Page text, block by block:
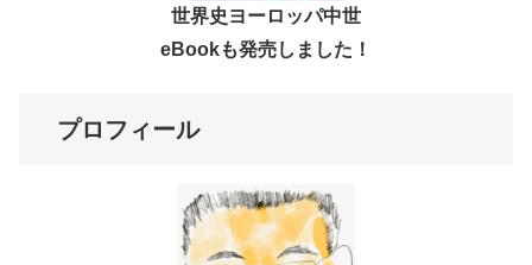
世界史ヨーロッパ中世
eBookも発売しました！
プロフィール